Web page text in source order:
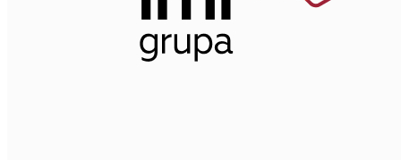
Interneta sargs
VoWi-Fi
Irbuļi
Klaviatūras un peles
Lādētāji un adapteri